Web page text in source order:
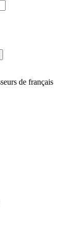
de français